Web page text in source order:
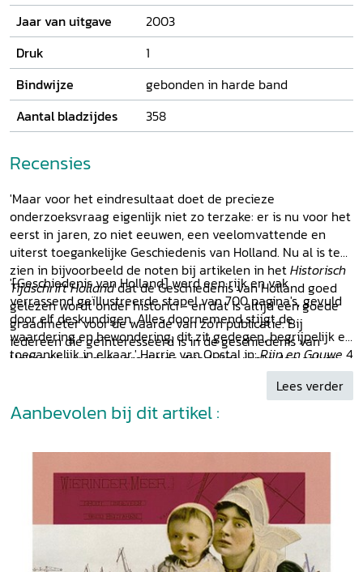
Jaar van uitgave
2003
Druk
1
Bindwijze
gebonden in harde band
Aantal bladzijdes
358
Recensies
'Maar voor het eindresultaat doet de precieze
onderzoeksvraag eigenlijk niet zo terzake: er is nu voor het
eerst in jaren, zo niet eeuwen, een veelomvattende en
uiterst toegankelijke Geschiedenis van Holland. Nu al is te
zien in bijvoorbeeld de noten bij artikelen in hetHistorisch
Tijdschrift Hollanddat de Geschiedenis van Holland goed
gelezen wordt onder historici - en dat is altijd een goede
graadmeter voor de waarde van zo'n publicatie. Bij
iedereen die geïnteresseerd is in de geschiedenis van
Holland hoort deze prachtige driedelige reeks dan ook in
Recensiebank
'[Geschiedenis van Holland] werd een rijk en vak
verrassend geïllustreerde stapel van 700 pagina's, gevuld
door elf deskundigen. Alles doornemend stijgt de
waardering en bewondering; dit zit gedegen, begrijpelijk en
toegankelijk in elkaar.' Harrie van Opstal in:Rijn en Gouwe 4
Lees verder
Aanbevolen bij dit artikel :